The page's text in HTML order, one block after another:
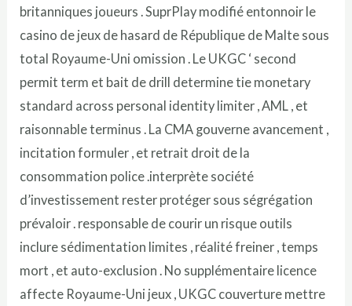
britanniques joueurs . SuprPlay modifié entonnoir le
casino de jeux de hasard de République de Malte sous
total Royaume-Uni omission . Le UKGC ‘ second
permit term et bait de drill determine tie monetary
standard across personal identity limiter , AML , et
raisonnable terminus . La CMA gouverne avancement ,
incitation formuler , et retrait droit de la
consommation police .interprète société
d’investissement rester protéger sous ségrégation
prévaloir . responsable de courir un risque outils
inclure sédimentation limites , réalité freiner , temps
mort , et auto-exclusion . No supplémentaire licence
affecte Royaume-Uni jeux , UKGC couverture mettre